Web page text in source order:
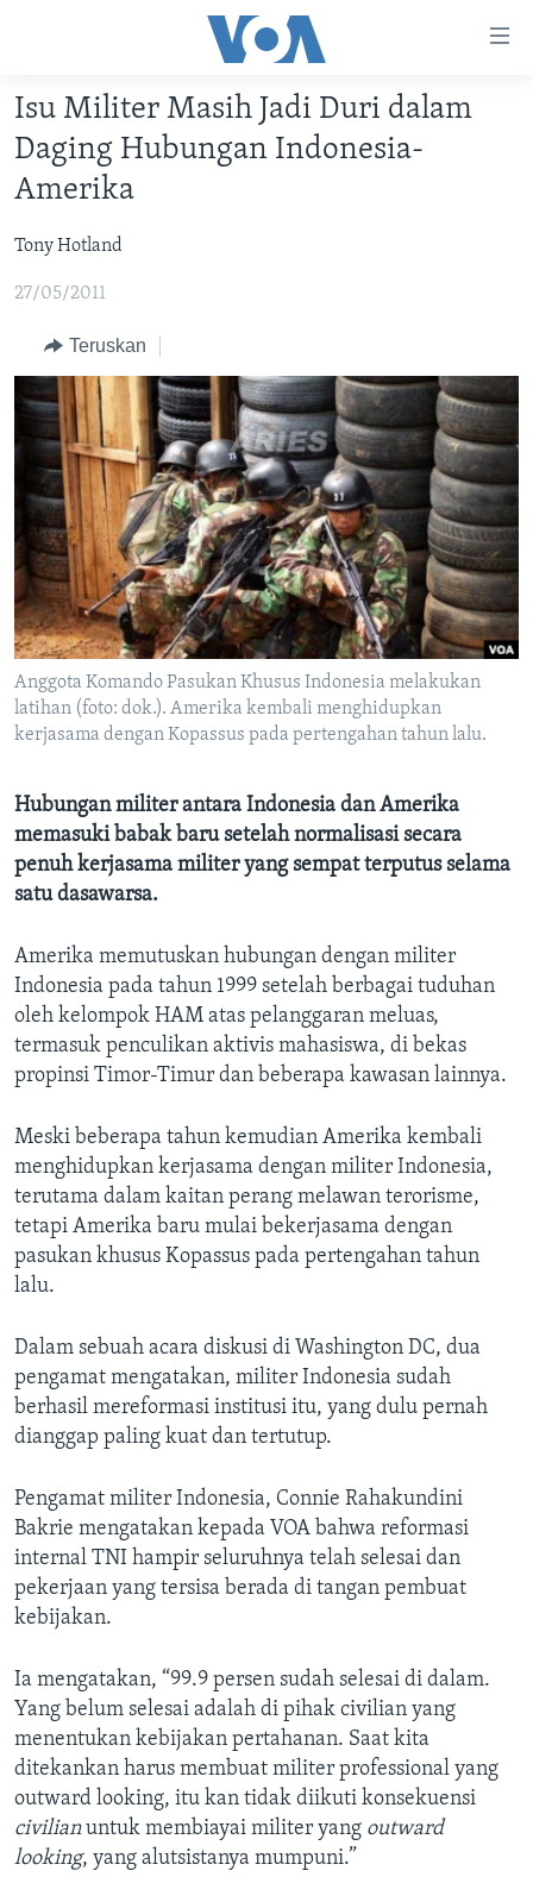
Akses
Lanjut
ke
Konten
Lanjut
ke
Utama
Lanjut
Pencarian
DUNIA
POLYGRAPH
DAFTAR PROGRAM
Learning English
IKUTI KAMI
Bahasa-bahasa
Isu Militer Masih Jadi Duri dalam
Daging Hubungan Indonesia-
Amerika
Tony Hotland
27/05/2011
Teruskan
Anggota Komando Pasukan Khusus Indonesia melakukan
latihan (foto: dok.). Amerika kembali menghidupkan
kerjasama dengan Kopassus pada pertengahan tahun lalu.
Hubungan militer antara Indonesia dan Amerika
memasuki babak baru setelah normalisasi secara
penuh kerjasama militer yang sempat terputus selama
satu dasawarsa.
Amerika memutuskan hubungan dengan militer
Indonesia pada tahun 1999 setelah berbagai tuduhan
oleh kelompok HAM atas pelanggaran meluas,
termasuk penculikan aktivis mahasiswa, di bekas
propinsi Timor-Timur dan beberapa kawasan lainnya.
Meski beberapa tahun kemudian Amerika kembali
menghidupkan kerjasama dengan militer Indonesia,
terutama dalam kaitan perang melawan terorisme,
tetapi Amerika baru mulai bekerjasama dengan
pasukan khusus Kopassus pada pertengahan tahun
lalu.
Dalam sebuah acara diskusi di Washington DC, dua
pengamat mengatakan, militer Indonesia sudah
berhasil mereformasi institusi itu, yang dulu pernah
dianggap paling kuat dan tertutup.
Pengamat militer Indonesia, Connie Rahakundini
Bakrie mengatakan kepada VOA bahwa reformasi
internal TNI hampir seluruhnya telah selesai dan
pekerjaan yang tersisa berada di tangan pembuat
kebijakan.
Ia mengatakan, “99.9 persen sudah selesai di dalam.
Yang belum selesai adalah di pihak civilian yang
menentukan kebijakan pertahanan. Saat kita
ditekankan harus membuat militer professional yang
outward looking, itu kan tidak diikuti konsekuensi
civilianuntuk membiayai militer yang outward
looking, yang alutsistanya mumpuni.”